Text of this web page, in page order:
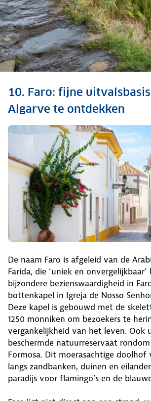
wandelgebieden
het hele jaar voor
warmloopt
Bekijk hierde 12 warme wandelgebieden
10. Faro: fijne
Algarve te ontdekken
De naam Faro is afgeleid van de
Farida, die ‘uniek en
bijzondere bezienswaardigheid in
bottenkapel in Igreja de Nosso
Deze kapel is gebouwd met de
1250 monniken om bezoekers te
vergankelijkheid van het leven. Ook
beschermde natuurreservaat rondom
Formosa. Dit moerasachtige doolhof
langs zandbanken, duinen en
paradijs voor flamingo’s en de